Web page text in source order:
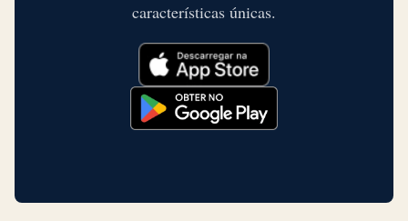
características únicas.